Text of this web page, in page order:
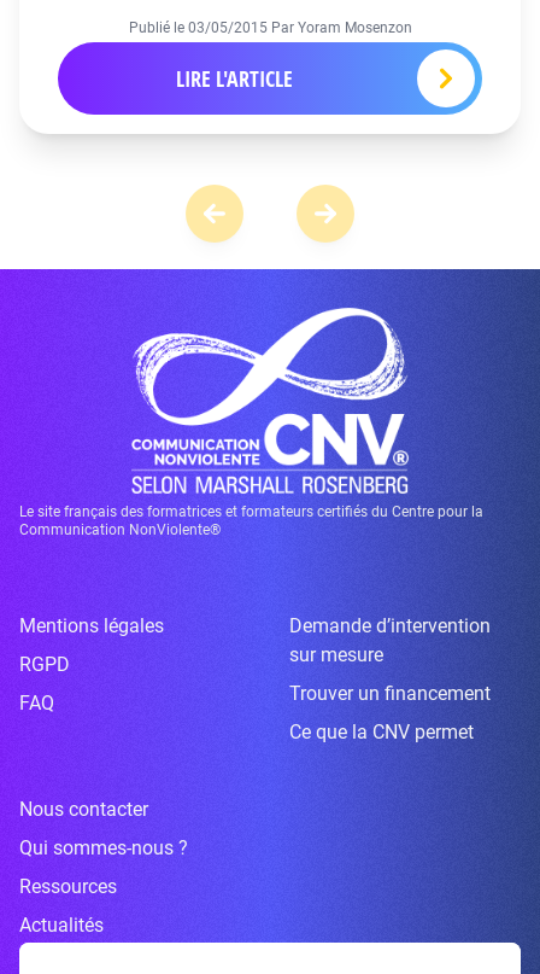
Publié le 03/05/2015 Par Yoram Mosenzon
LIRE L'ARTICLE
Le site français des formatrices et formateurs certifiés du Centre pour la
Communication NonViolente®
Mentions légales
RGPD
FAQ
Demande d’intervention
sur mesure
Trouver un financement
Ce que la CNV permet
Nous contacter
Qui sommes-nous ?
Ressources
Actualités